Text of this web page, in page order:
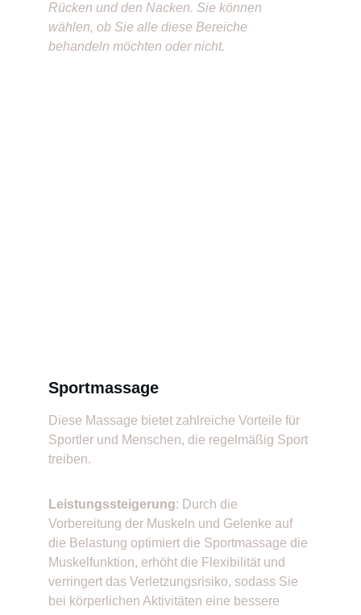
Rücken und den Nacken. Sie können
wählen, ob Sie alle diese Bereiche
behandeln möchten oder nicht.
Sportmassage
Diese Massage bietet zahlreiche Vorteile für
Sportler und Menschen, die regelmäßig Sport
treiben.
Leistungssteigerung: Durch die
Vorbereitung der Muskeln und Gelenke auf
die Belastung optimiert die Sportmassage die
Muskelfunktion, erhöht die Flexibilität und
verringert das Verletzungsrisiko, sodass Sie
bei körperlichen Aktivitäten eine bessere